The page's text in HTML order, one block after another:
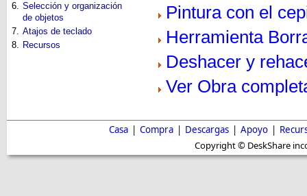
6. Selección y organización
de objetos
7. Atajos de teclado
8. Recursos
Pintura con el
Herramienta
Deshacer y
Ver Obra
Casa | Compra | Descargas | Apoyo |
Copyright © DeskShare